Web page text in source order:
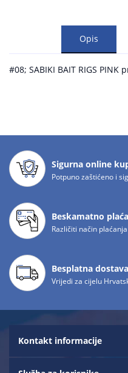
Opis
#08; SABIKI BAIT RIGS PINK
Sigurna online
Potpuno zaštićeno i
Beskamatno
Različiti način
Besplatna dostava
Vrijedi za cijelu
Kontakt informacije